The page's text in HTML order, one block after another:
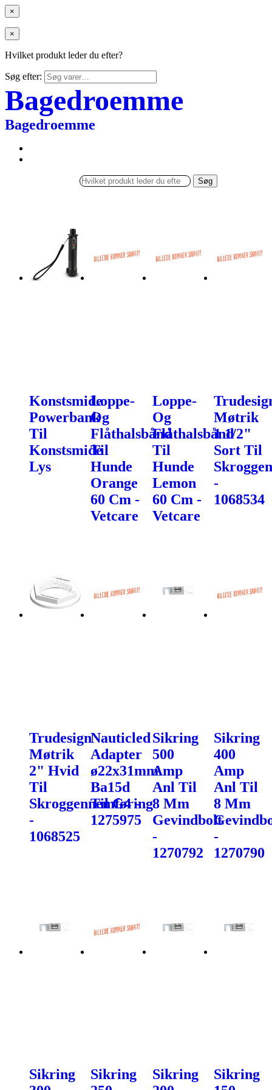
×
×
Hvilket produkt leder du efter?
Søg efter:
Bagedroemme
Bagedroemme
Søg
Konstsmide
Powerbank
Til
Konstsmide
Lys
Loppe-
Og
Flåthalsbånd
Til
Hunde
Orange
60 Cm -
Vetcare
Loppe-
Og
Flåthalsbånd
Til
Hunde
Lemon
60 Cm -
Vetcare
Møtrik
1 1/2"
Sort Til
-
1068534
Trudesign
Møtrik
2" Hvid
Til
Skroggennemføring
-
1068525
Nauticled
Adapter
ø22x31mm
Ba15d
Til G4 -
1275975
Sikring
500
Amp
Anl Til
8 Mm
Gevindbolt
-
1270792
Sikring
400
Amp
Anl Til
8 Mm
-
1270790
Sikring
Sikring
Sikring
Sikring